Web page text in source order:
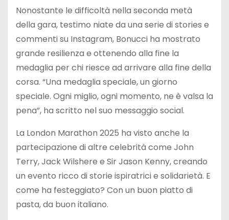
Nonostante le difficoltà nella seconda metà
della gara, testimo niate da una serie di stories e
commenti su Instagram, Bonucci ha mostrato
grande resilienza e ottenendo alla fine la
medaglia per chi riesce ad arrivare alla fine della
corsa. “Una medaglia speciale, un giorno
speciale. Ogni miglio, ogni momento, ne è valsa la
pena”, ha scritto nel suo messaggio social.
La London Marathon 2025 ha visto anche la
partecipazione di altre celebrità come John
Terry, Jack Wilshere e Sir Jason Kenny, creando
un evento ricco di storie ispiratrici e solidarietà. E
come ha festeggiato? Con un buon piatto di
pasta, da buon italiano.